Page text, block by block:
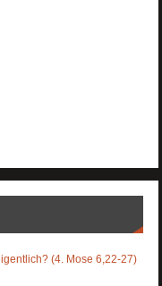
(4. Mose 6,22-27)